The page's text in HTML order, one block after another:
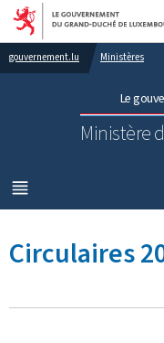
Aller
gouvernement.lu Ministères
Le
Ministère
MENU
PRINCIPAL
Circulaires